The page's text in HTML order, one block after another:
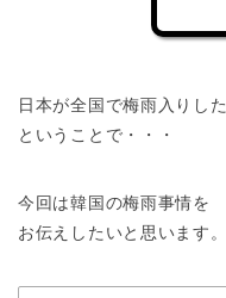
日本が全国で梅雨入りした
ということで・・・
今回は韓国の梅雨事情を
お伝えしたいと思います。